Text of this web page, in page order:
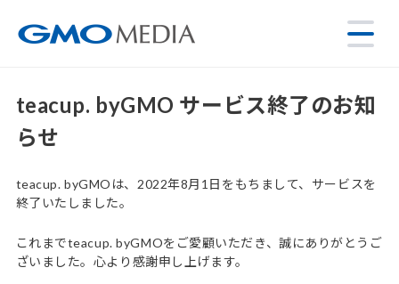
teacup. byGMO サービス終了のお知
らせ
teacup. byGMOは、2022年8月1日をもちまして、サービスを
終了いたしました。
これまでteacup. byGMOをご愛顧いただき、誠にありがとうご
ざいました。心より感謝申し上げます。